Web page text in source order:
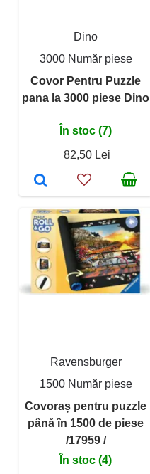
Dino
3000 Număr piese
Covor Pentru Puzzle
pana la 3000 piese Dino
În stoc (7)
82,50 Lei
Ravensburger
1500 Număr piese
Covoraș pentru puzzle
până în 1500 de piese
/17959 /
În stoc (4)